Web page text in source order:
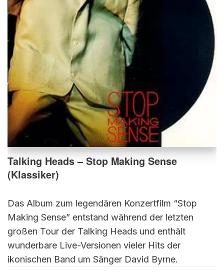
Talking Heads – Stop Making Sense
(Klassiker)
Das Album zum legendären Konzertfilm “Stop
Making Sense” entstand während der letzten
großen Tour der Talking Heads und enthält
wunderbare Live-Versionen vieler Hits der
ikonischen Band um Sänger David Byrne.